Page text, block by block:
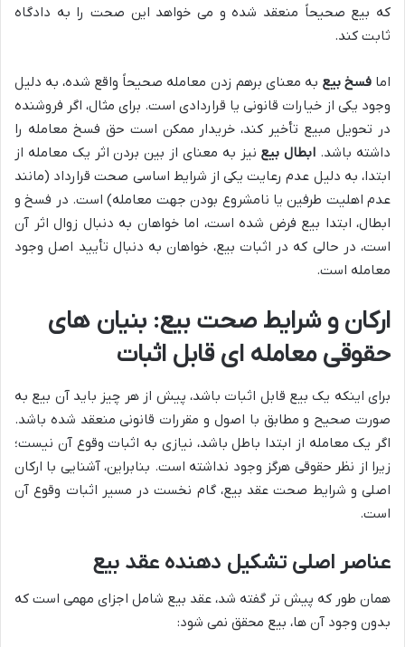
که بیع صحیحاً منعقد شده و می خواهد این صحت را به دادگاه
ثابت کند.
امافسخ بیع به معنای برهم زدن معامله صحیحاً واقع شده، به دلیل
وجود یکی از خیارات قانونی یا قراردادی است. برای مثال، اگر فروشنده
در تحویل مبیع تأخیر کند، خریدار ممکن است حق فسخ معامله را
داشته باشد. ابطال بیع نیز به معنای از بین بردن اثر یک معامله از
ابتدا، به دلیل عدم رعایت یکی از شرایط اساسی صحت قرارداد (مانند
عدم اهلیت طرفین یا نامشروع بودن جهت معامله) است. در فسخ و
ابطال، ابتدا بیع فرض شده است، اما خواهان به دنبال زوال اثر آن
است، در حالی که در اثبات بیع، خواهان به دنبال تأیید اصل وجود
معامله است.
ارکان و شرایط صحت بیع: بنیان های
حقوقی معامله ای قابل اثبات
برای اینکه یک بیع قابل اثبات باشد، پیش از هر چیز باید آن بیع به
صورت صحیح و مطابق با اصول و مقررات قانونی منعقد شده باشد.
اگر یک معامله از ابتدا باطل باشد، نیازی به اثبات وقوع آن نیست؛
زیرا از نظر حقوقی هرگز وجود نداشته است. بنابراین، آشنایی با ارکان
اصلی و شرایط صحت عقد بیع، گام نخست در مسیر اثبات وقوع آن
است.
عناصر اصلی تشکیل دهنده عقد بیع
همان طور که پیش تر گفته شد، عقد بیع شامل اجزای مهمی است که
بدون وجود آن ها، بیع محقق نمی شود: